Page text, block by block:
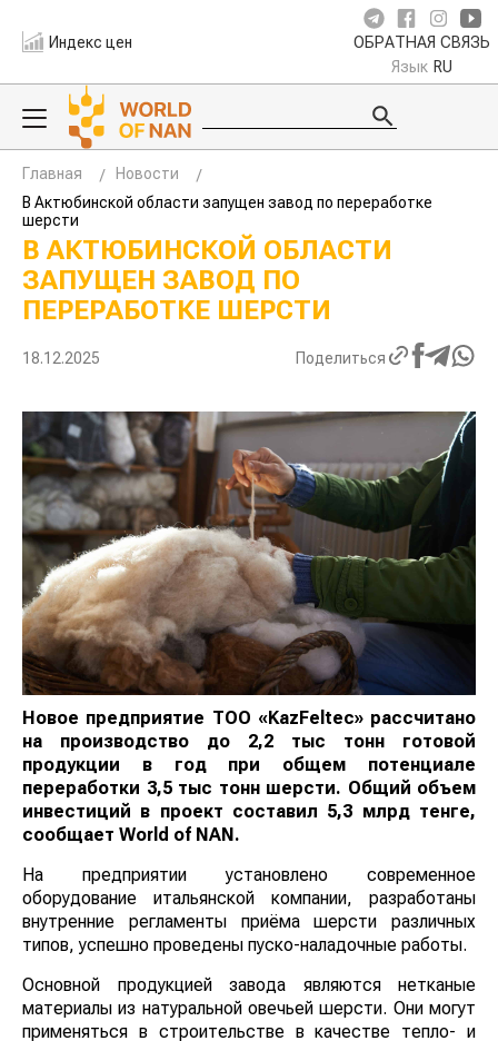
Индекс цен ОБРАТНАЯ СВЯЗЬ
Язык RU
Главная
Новости
В Актюбинской области запущен завод по переработке
шерсти
В АКТЮБИНСКОЙ ОБЛАСТИ
ЗАПУЩЕН ЗАВОД ПО
ПЕРЕРАБОТКЕ ШЕРСТИ
18.12.2025 Поделиться
Новое предприятие ТОО «KazFeltec» рассчитано
на производство до 2,2 тыс тонн готовой
продукции в год при общем потенциале
переработки 3,5 тыс тонн шерсти. Общий объем
инвестиций в проект составил 5,3 млрд тенге,
сообщает World of NAN.
На предприятии установлено современное
оборудование итальянской компании, разработаны
внутренние регламенты приёма шерсти различных
типов, успешно проведены пуско-наладочные работы.
Основной продукцией завода являются нетканые
материалы из натуральной овечьей шерсти. Они могут
применяться в строительстве в качестве тепло- и